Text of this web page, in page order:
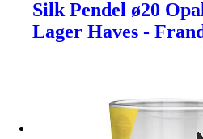
Silk Pendel ø20
Lager Haves -